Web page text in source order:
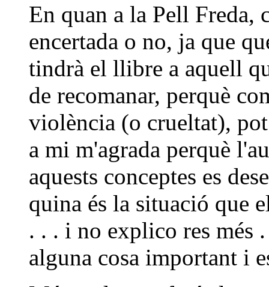
En quan a la Pell Freda,
encertada o no, ja que
tindrà el llibre a aquell
de recomanar, perquè
violència (o crueltat),
a mi m'agrada perquè
aquests conceptes es
quina és la situació que
. . . i no explico res més
alguna cosa important i